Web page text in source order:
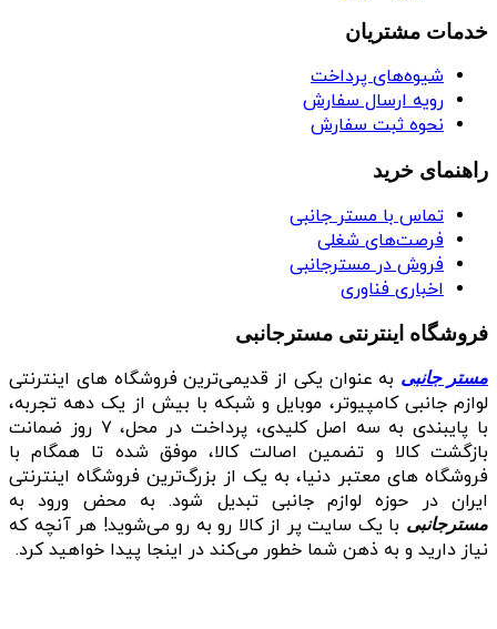
خدمات مشتریان
شیوه‌های پرداخت
رویه ارسال سفارش
نحوه ثبت سفارش
راهنمای خرید
تماس با مستر جانبی
فرصت‌های شغلی
فروش در مسترجانبی
اخباری فناوری
فروشگاه اینترنتی مسترجانبی
مستر جانبی به عنوان یکی از قدیمی‌ترین فروشگاه های اینترنتی
لوازم جانبی کامپیوتر، موبایل و شبکه با بیش از یک دهه تجربه،
با پایبندی به سه اصل کلیدی، پرداخت در محل، ۷ روز ضمانت
بازگشت کالا و تضمین اصالت کالا، موفق شده تا همگام با
فروشگاه‌ های معتبر دنیا، به یک از بزرگ‌ترین فروشگاه اینترنتی
ایران در حوزه لوازم جانبی تبدیل شود. به محض ورود به
مسترجانبی با یک سایت پر از کالا رو به رو می‌شوید! هر آنچه که
نیاز دارید و به ذهن شما خطور می‌کند در اینجا پیدا خواهید کرد.